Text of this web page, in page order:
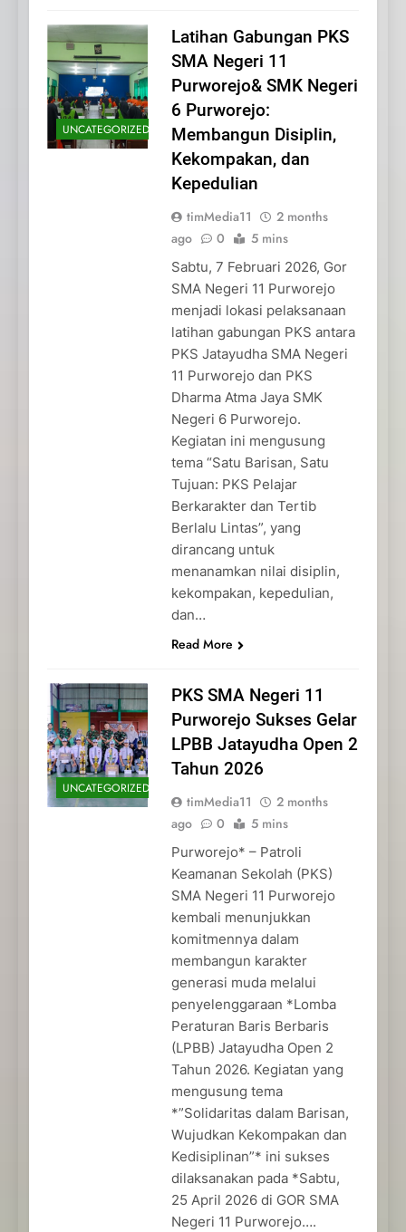
UNCATEGORIZED
Latihan Gabungan PKS
SMA Negeri 11
Purworejo& SMK Negeri
6 Purworejo:
Membangun Disiplin,
Kekompakan, dan
Kepedulian
timMedia11
2 months
ago
0 5 mins
Sabtu, 7 Februari 2026, Gor
SMA Negeri 11 Purworejo
menjadi lokasi pelaksanaan
latihan gabungan PKS antara
PKS Jatayudha SMA Negeri
11 Purworejo dan PKS
Dharma Atma Jaya SMK
Negeri 6 Purworejo.
Kegiatan ini mengusung
tema “Satu Barisan, Satu
Tujuan: PKS Pelajar
Berkarakter dan Tertib
Berlalu Lintas”, yang
dirancang untuk
menanamkan nilai disiplin,
kekompakan, kepedulian,
dan…
Read More
UNCATEGORIZED
PKS SMA Negeri 11
Purworejo Sukses Gelar
LPBB Jatayudha Open 2
Tahun 2026
timMedia11
2 months
ago
0 5 mins
Purworejo* – Patroli
Keamanan Sekolah (PKS)
SMA Negeri 11 Purworejo
kembali menunjukkan
komitmennya dalam
membangun karakter
generasi muda melalui
penyelenggaraan *Lomba
Peraturan Baris Berbaris
(LPBB) Jatayudha Open 2
Tahun 2026. Kegiatan yang
mengusung tema
*”Solidaritas dalam Barisan,
Wujudkan Kekompakan dan
Kedisiplinan”* ini sukses
dilaksanakan pada *Sabtu,
25 April 2026 di GOR SMA
Negeri 11 Purworejo….